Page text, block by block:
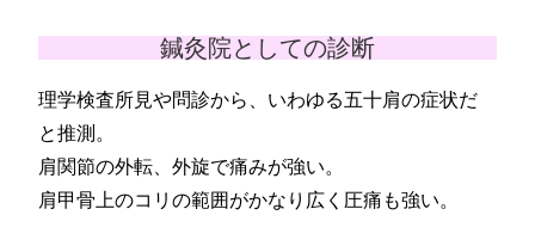
鍼灸院としての診断
理学検査所見や問診から、いわゆる五十肩の症状だ
と推測。
肩関節の外転、外旋で痛みが強い。
肩甲骨上のコリの範囲がかなり広く圧痛も強い。